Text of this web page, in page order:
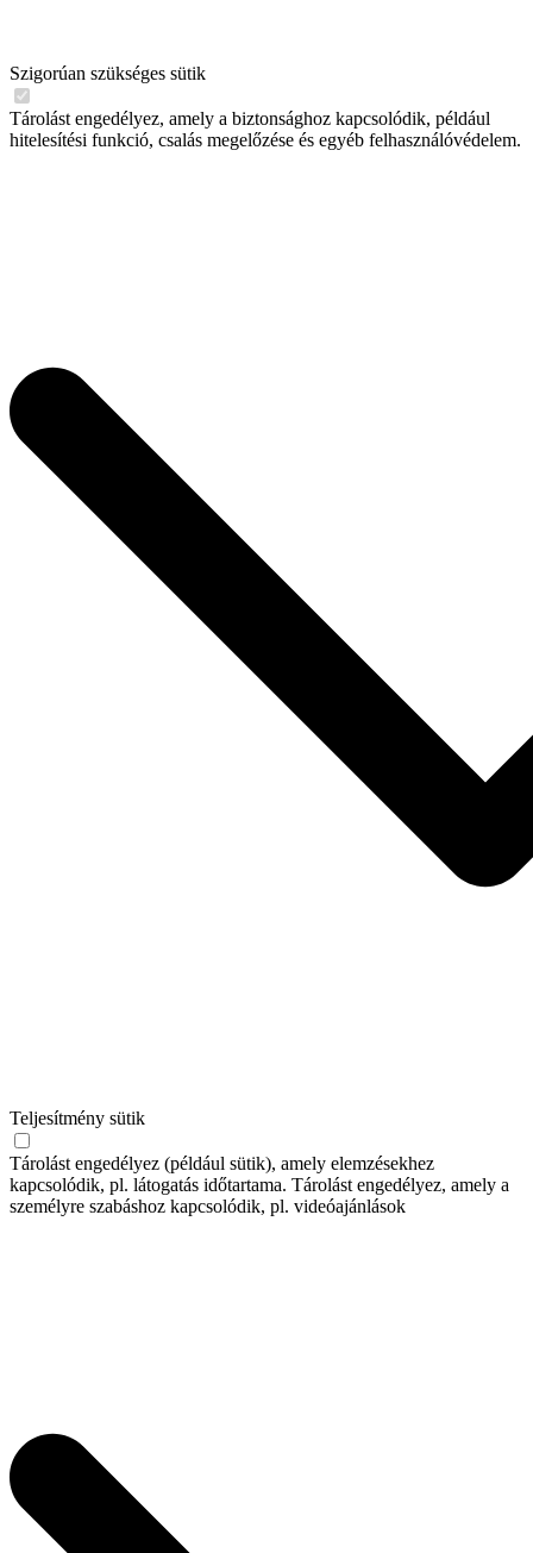
Szigorúan szükséges sütik
Tárolást engedélyez, amely a biztonsághoz kapcsolódik, például
hitelesítési funkció, csalás megelőzése és egyéb felhasználóvédelem.
Teljesítmény sütik
Tárolást engedélyez (például sütik), amely elemzésekhez
kapcsolódik, pl. látogatás időtartama. Tárolást engedélyez, amely a
személyre szabáshoz kapcsolódik, pl. videóajánlások